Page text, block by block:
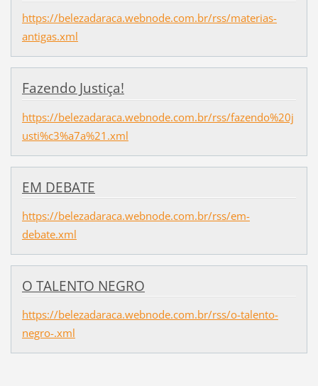
https://belezadaraca.webnode.com.br/rss/materias-
antigas.xml
Fazendo Justiça!
https://belezadaraca.webnode.com.br/rss/fazendo%20j
usti%c3%a7a%21.xml
EM DEBATE
https://belezadaraca.webnode.com.br/rss/em-
debate.xml
O TALENTO NEGRO
https://belezadaraca.webnode.com.br/rss/o-talento-
negro-.xml